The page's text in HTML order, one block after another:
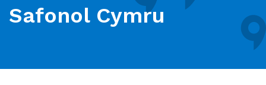
Safonol Cymru